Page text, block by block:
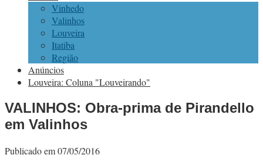
Vinhedo
Valinhos
Louveira
Itatiba
Região
Anúncios
Louveira: Coluna "Louveirando"
VALINHOS: Obra-prima de Pirandello
em Valinhos
Publicado em 07/05/2016